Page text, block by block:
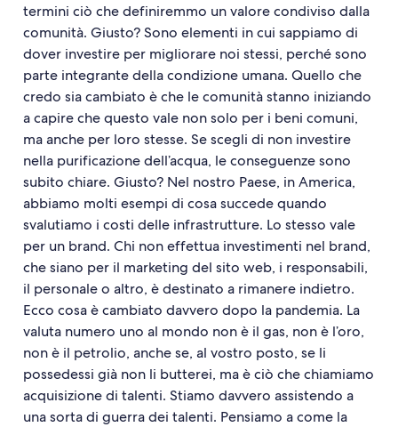
termini ciò che definiremmo un valore condiviso dalla
comunità. Giusto? Sono elementi in cui sappiamo di
dover investire per migliorare noi stessi, perché sono
parte integrante della condizione umana. Quello che
credo sia cambiato è che le comunità stanno iniziando
a capire che questo vale non solo per i beni comuni,
ma anche per loro stesse. Se scegli di non investire
nella purificazione dell’acqua, le conseguenze sono
subito chiare. Giusto? Nel nostro Paese, in America,
abbiamo molti esempi di cosa succede quando
svalutiamo i costi delle infrastrutture. Lo stesso vale
per un brand. Chi non effettua investimenti nel brand,
che siano per il marketing del sito web, i responsabili,
il personale o altro, è destinato a rimanere indietro.
Ecco cosa è cambiato davvero dopo la pandemia. La
valuta numero uno al mondo non è il gas, non è l’oro,
non è il petrolio, anche se, al vostro posto, se li
possedessi già non li butterei, ma è ciò che chiamiamo
acquisizione di talenti. Stiamo davvero assistendo a
una sorta di guerra dei talenti. Pensiamo a come la